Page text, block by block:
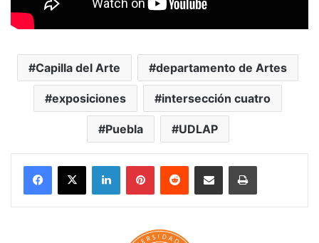
Capilla del Arte departamento de Artes
exposiciones intersección cuatro
Puebla UDLAP
LinkedInPinterestReddit Share via Email Print